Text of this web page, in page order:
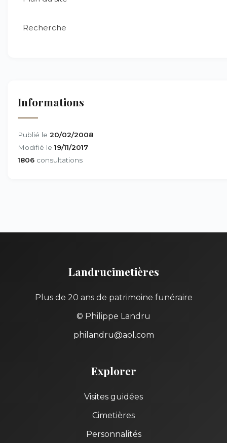
Recherche
Informations
Publié le 20/02/2008
Modifié le 19/11/2017
1806 consultations
Landrucimetières
Plus de 20 ans de patrimoine funéraire
© Philippe Landru
philandru@aol.com
Explorer
Visites guidées
Cimetières
Personnalités